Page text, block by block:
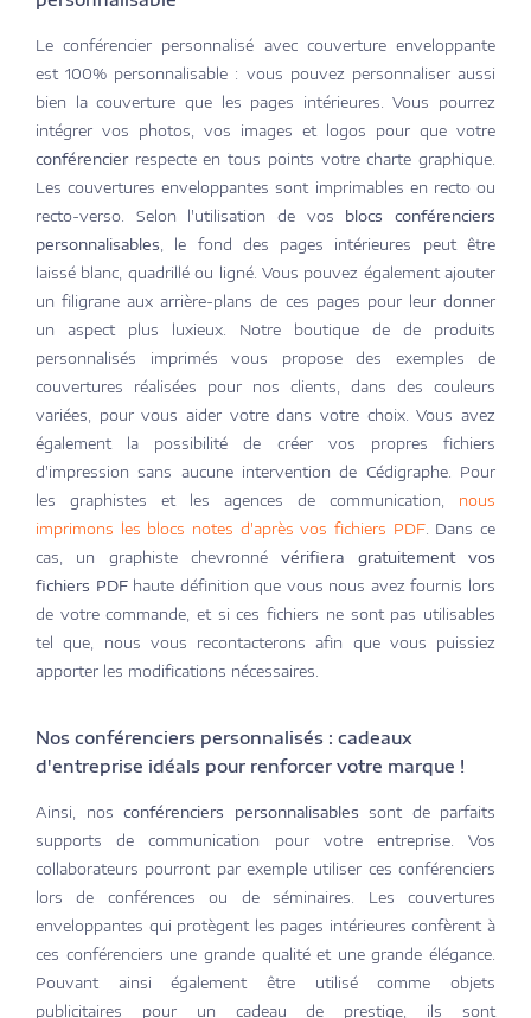
Le conférencier personnalisé avec couverture enveloppante
est 100% personnalisable : vous pouvez personnaliser aussi
bien la couverture que les pages intérieures. Vous pourrez
intégrer vos photos, vos images et logos pour que votre
conférencierrespecte en tous points votre charte graphique.
Les couvertures enveloppantes sont imprimables en recto ou
recto-verso. Selon l'utilisation de vos blocs conférenciers
personnalisables , le fond des pages intérieures peut être
laissé blanc, quadrillé ou ligné. Vous pouvez également ajouter
un filigrane aux arrière-plans de ces pages pour leur donner
un aspect plus luxieux. Notre boutique de de produits
personnalisés imprimés vous propose des exemples de
couvertures réalisées pour nos clients, dans des couleurs
variées, pour vous aider votre dans votre choix. Vous avez
également la possibilité de créer vos propres fichiers
d'impression sans aucune intervention de Cédigraphe. Pour
les graphistes et les agences de communication, nous
imprimons les blocs notes d'après vos fichiers PDF. Dans ce
cas, un graphiste chevronnévérifiera gratuitement vos
fichiers PDFhaute définition que vous nous avez fournis lors
de votre commande, et si ces fichiers ne sont pas utilisables
tel que, nous vous recontacterons afin que vous puissiez
apporter les modifications nécessaires.
Nos conférenciers personnalisés : cadeaux
d'entreprise idéals pour renforcer votre marque !
Ainsi, nos conférenciers personnalisables sont de parfaits
supports de communication pour votre entreprise. Vos
collaborateurs pourront par exemple utiliser ces conférenciers
lors de conférences ou de séminaires. Les couvertures
enveloppantes qui protègent les pages intérieures confèrent à
ces conférenciers une grande qualité et une grande élégance.
Pouvant ainsi également être utilisé comme objets
publicitaires pour un cadeau de prestige, ils sont